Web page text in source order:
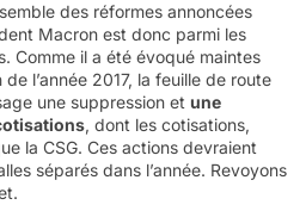
des réformes annoncées
Macron est donc parmi les
Comme il a été évoqué maintes
l’année 2017, la feuille de route
une suppression et une
, dont les cotisations,
la CSG. Ces actions devraient
séparés dans l’année. Revoyons